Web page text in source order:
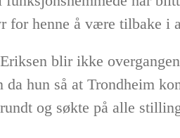
for henne å være tilbake i
blir ikke
da hun så at Trondheim
og søkte på alle